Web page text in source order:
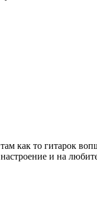
там как то гитарок
настроение и на